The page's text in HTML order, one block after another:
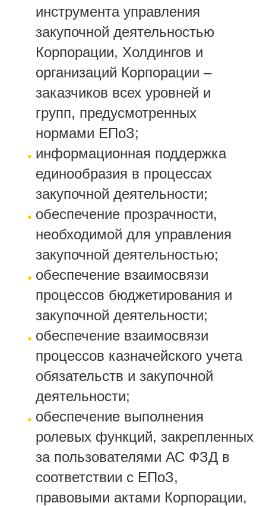
инструмента управления
закупочной деятельностью
Корпорации, Холдингов и
организаций Корпорации –
заказчиков всех уровней и
групп, предусмотренных
нормами ЕПоЗ;
информационная поддержка
единообразия в процессах
закупочной деятельности;
обеспечение прозрачности,
необходимой для управления
закупочной деятельностью;
обеспечение взаимосвязи
процессов бюджетирования и
закупочной деятельности;
обеспечение взаимосвязи
процессов казначейского учета
обязательств и закупочной
деятельности;
обеспечение выполнения
ролевых функций, закрепленных
за пользователями АС ФЗД в
соответствии с ЕПоЗ,
правовыми актами Корпорации,